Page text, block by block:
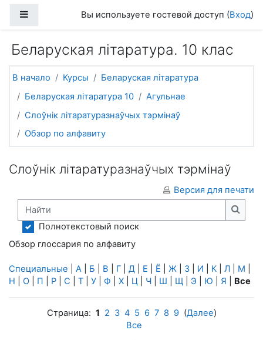
Боковая панельВы используете гостевой доступ (Вход)
Беларуская літаратура. 10 клас
В начало Курсы
Беларуская літаратура
Беларуская літаратура 10
Агульнае
Слоўнік літаратуразнаўчых тэрмінаў
Обзор по алфавиту
Слоўнік літаратуразнаўчых тэрмінаў
Версия для печати
Найти
Найти
Полнотекстовый поиск
Обзор глоссария по алфавиту
Специальные А Б В Г Д Е Ё Ж З И К Л М
Н
О П Р С Т У Ф Х Ц Ч Ш Щ Э Ю Я Все
Страница: 1 2 3 4 5 6 7 8 9(Далее)
Все